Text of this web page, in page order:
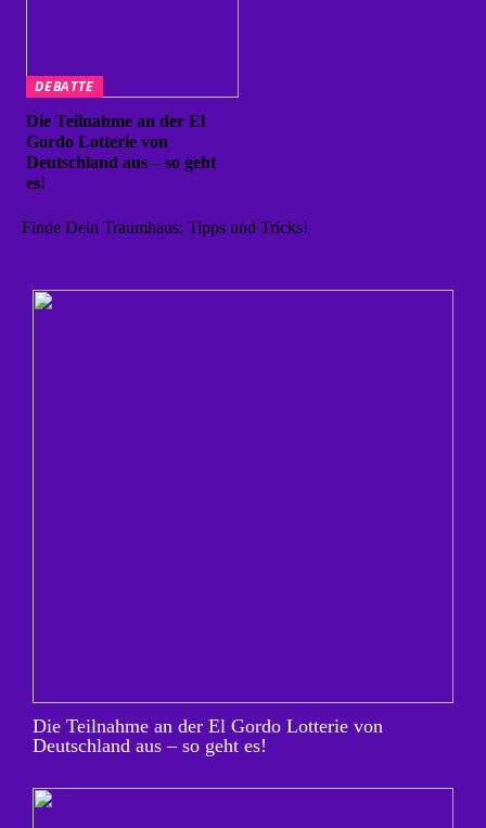
DEBATTE
Die Teilnahme an der El
Gordo Lotterie von
Deutschland aus – so geht
es!
Finde Dein Traumhaus: Tipps und Tricks!
Die Teilnahme an der El Gordo Lotterie von
Deutschland aus – so geht es!